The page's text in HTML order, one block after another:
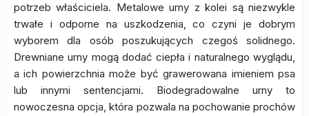
potrzeb właściciela. Metalowe urny z kolei są niezwykle
trwałe i odporne na uszkodzenia, co czyni je dobrym
wyborem dla osób poszukujących czegoś solidnego.
Drewniane urny mogą dodać ciepła i naturalnego wyglądu,
a ich powierzchnia może być grawerowana imieniem psa
lub innymi sentencjami. Biodegradowalne urny to
nowoczesna opcja, która pozwala na pochowanie prochów